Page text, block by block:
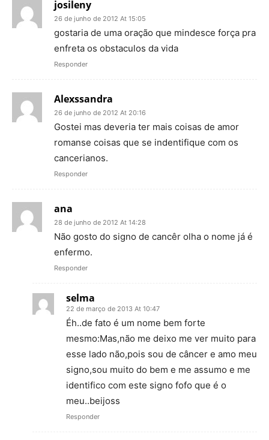
josileny
26 de junho de 2012 At 15:05
gostaria de uma oração que mindesce força pra
enfreta os obstaculos da vida
Responder
Alexssandra
26 de junho de 2012 At 20:16
Gostei mas deveria ter mais coisas de amor
romanse coisas que se indentifique com os
cancerianos.
Responder
ana
28 de junho de 2012 At 14:28
Não gosto do signo de cancêr olha o nome já é
enfermo.
Responder
selma
22 de março de 2013 At 10:47
Éh..de fato é um nome bem forte
mesmo:Mas,não me deixo me ver muito para
esse lado não,pois sou de câncer e amo meu
signo,sou muito do bem e me assumo e me
identifico com este signo fofo que é o
meu..beijoss
Responder